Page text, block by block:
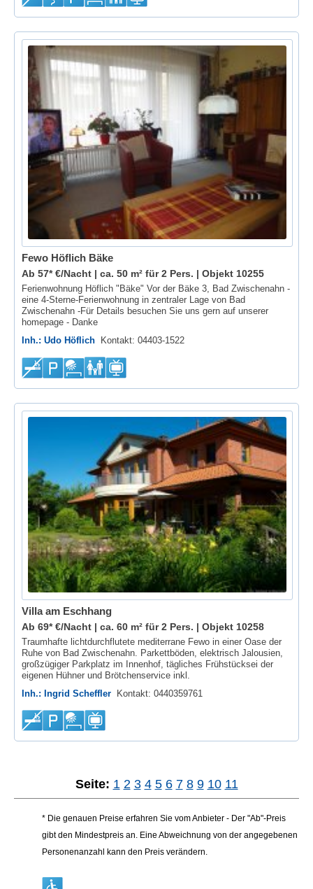
Fewo Höflich Bäke
Ab 57* €/Nacht | ca. 50 m² für 2 Pers. | Objekt 10255
Ferienwohnung Höflich "Bäke" Vor der Bäke 3, Bad Zwischenahn -
eine 4-Sterne-Ferienwohnung in zentraler Lage von Bad
Zwischenahn -Für Details besuchen Sie uns gern auf unserer
homepage - Danke
Inh.: Udo Höflich
Kontakt: 04403-1522
Villa am Eschhang
Ab 69* €/Nacht | ca. 60 m² für 2 Pers. | Objekt 10258
Traumhafte lichtdurchflutete mediterrane Fewo in einer Oase der
Ruhe von Bad Zwischenahn. Parkettböden, elektrisch Jalousien,
großzügiger Parkplatz im Innenhof, tägliches Frühstücksei der
eigenen Hühner und Brötchenservice inkl.
Inh.: Ingrid Scheffler Kontakt: 0440359761
Seite: 1 2 3 4 5 6 7 8 9 10 11
* Die genauen Preise erfahren Sie vom Anbieter - Der "Ab"-Preis
gibt den Mindestpreis an. Eine Abweichnung von der angegebenen
Personenanzahl kann den Preis verändern.